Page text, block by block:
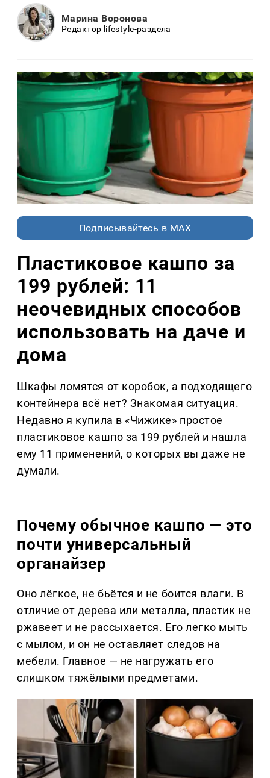
Марина Воронова
Редактор lifestyle-раздела
Подписывайтесь в MAX
Пластиковое кашпо за
199 рублей: 11
неочевидных способов
использовать на даче и
дома
Шкафы ломятся от коробок, а подходящего
контейнера всё нет? Знакомая ситуация.
Недавно я купила в «Чижике» простое
пластиковое кашпо за 199 рублей и нашла
ему 11 применений, о которых вы даже не
думали.
Почему обычное кашпо — это
почти универсальный
органайзер
Оно лёгкое, не бьётся и не боится влаги. В
отличие от дерева или металла, пластик не
ржавеет и не рассыхается. Его легко мыть
с мылом, и он не оставляет следов на
мебели. Главное — не нагружать его
слишком тяжёлыми предметами.